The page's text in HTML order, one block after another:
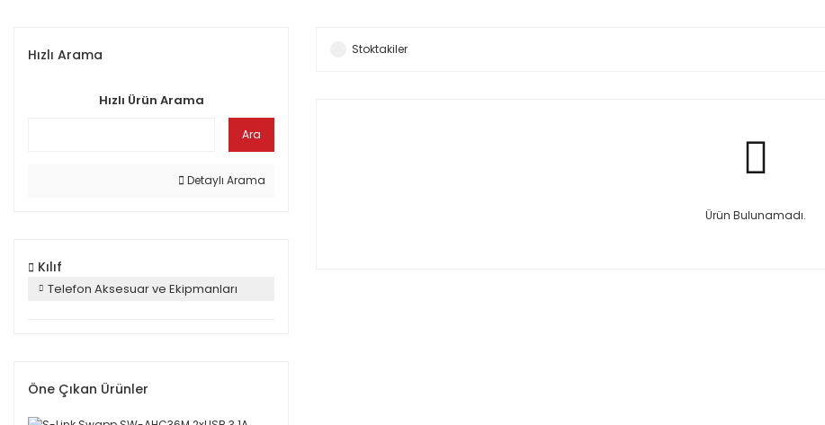
Hızlı Arama
Hızlı Ürün Arama
Ara
Detaylı Arama
Kılıf
Telefon Aksesuar ve Ekipmanları
Öne Çıkan Ürünler
Stoktakiler
Ürün Bulunamadı.